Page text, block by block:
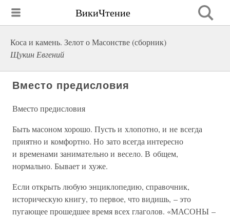
ВикиЧтение
Коса и камень. Зелот о Масонстве (сборник)
Щукин Евгений
Вместо предисловия
Вместо предисловия
Быть масоном хорошо. Пусть и хлопотно, и не всегда
приятно и комфортно. Но зато всегда интересно
и временами занимательно и весело. В общем,
нормально. Бывает и хуже.
Если открыть любую энциклопедию, справочник,
историческую книгу, то первое, что видишь, – это
пугающее прошедшее время всех глаголов. «МАСОНЫ –